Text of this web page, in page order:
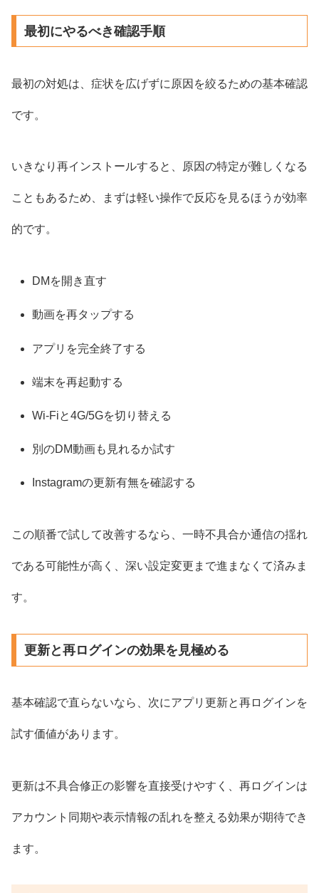
最初にやるべき確認手順
最初の対処は、症状を広げずに原因を絞るための基本確認
です。
いきなり再インストールすると、原因の特定が難しくなる
こともあるため、まずは軽い操作で反応を見るほうが効率
的です。
DMを開き直す
動画を再タップする
アプリを完全終了する
端末を再起動する
Wi-Fiと4G/5Gを切り替える
別のDM動画も見れるか試す
Instagramの更新有無を確認する
この順番で試して改善するなら、一時不具合か通信の揺れ
である可能性が高く、深い設定変更まで進まなくて済みま
す。
更新と再ログインの効果を見極める
基本確認で直らないなら、次にアプリ更新と再ログインを
試す価値があります。
更新は不具合修正の影響を直接受けやすく、再ログインは
アカウント同期や表示情報の乱れを整える効果が期待でき
ます。